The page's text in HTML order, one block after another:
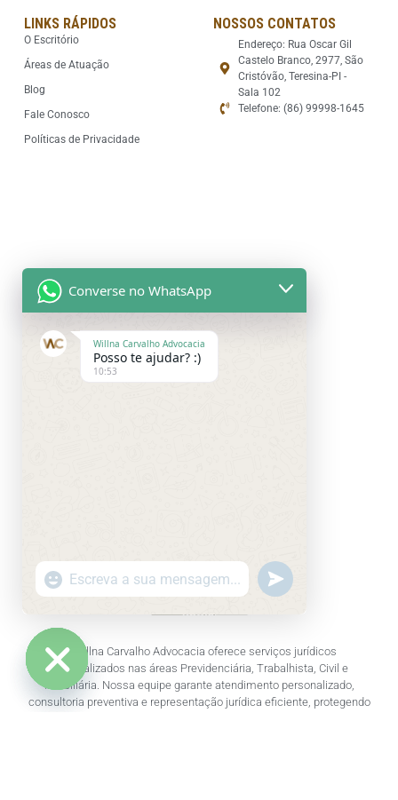
O Willna Carvalho Advocacia oferece serviços jurídicos
especializados nas áreas Previdenciária, Trabalhista, Civil e
Imobiliária. Nossa equipe garante atendimento personalizado,
consultoria preventiva e representação jurídica eficiente, protegendo
LINKS RÁPIDOS
O Escritório
Áreas de Atuação
Blog
Fale Conosco
Políticas de Privacidade
NOSSOS CONTATOS
Endereço: Rua Oscar Gil
Castelo Branco, 2977, São
Cristóvão, Teresina-PI -
Sala 102
Telefone: (86) 99998-1645
Hide chaty
Converse no WhatsApp
Willna Carvalho Advocacia
Posso te ajudar? :)
10:53
"+chaty_settings.lang.emoji_picker+"
WhatsApp Message undefined